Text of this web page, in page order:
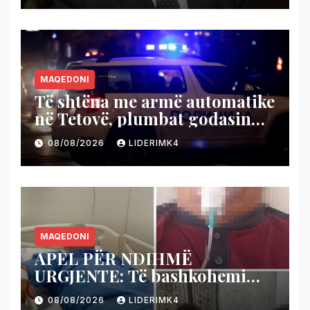
MAQEDONI
Të shtëna me armë automatike
në Tetovë, plumbat godasin
shtëpinë dhe veturën e një 48-
vjeçari
08/08/2026 LIDERIMK4
MAQEDONI
APEL PËR NDIHMË
URGJENTE: Të bashkohemi
për shpëtimin e veteranit
08/08/2026 LIDERIMK4